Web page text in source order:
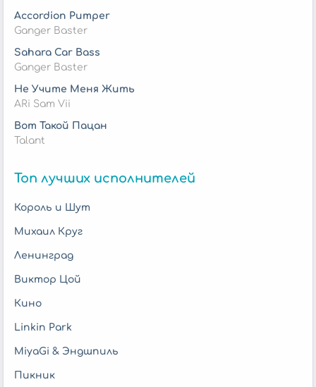
Accordion Pumper
Ganger Baster
Sahara Car Bass
Ganger Baster
Не Учите Меня Жить
ARi Sam Vii
Вот Такой Пацан
Talant
Топ лучших исполнителей
Король и Шут
Михаил Круг
Ленинград
Виктор Цой
Кино
Linkin Park
MiyaGi & Эндшпиль
Пикник